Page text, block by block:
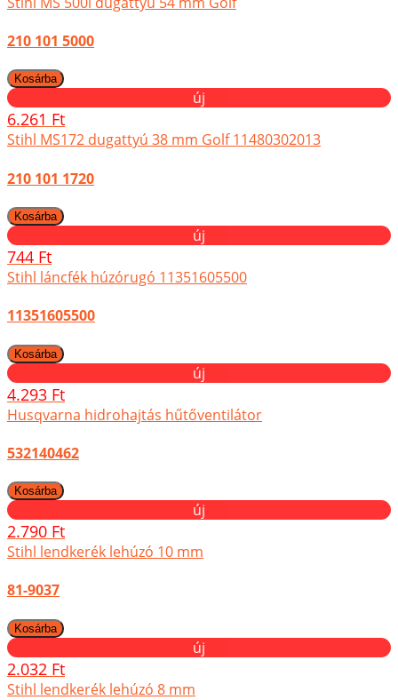
210 101 5000
új
6.261 Ft
Stihl MS172 dugattyú 38 mm Golf 11480302013
210 101 1720
új
744 Ft
Stihl láncfék húzórugó 11351605500
11351605500
új
4.293 Ft
Husqvarna hidrohajtás hűtőventilátor
532140462
új
2.790 Ft
Stihl lendkerék lehúzó 10 mm
81-9037
új
2.032 Ft
Stihl lendkerék lehúzó 8 mm